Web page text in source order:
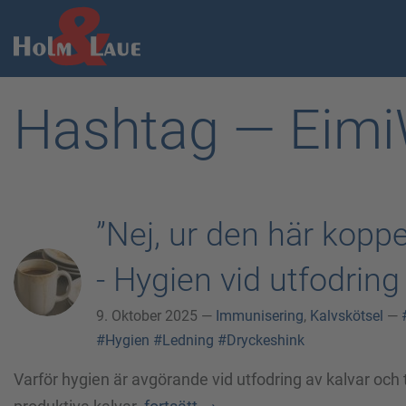
Hashtag —
”Nej, ur den här
- Hygien vid
9. Oktober 2025 — Immunisering, Kalvskötsel —
#Hygien #Ledning #Dryckeshink
Varför hygien är avgörande vid utfodring av kalvar